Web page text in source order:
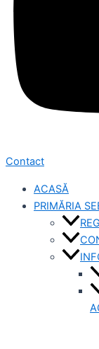
Contact
ACASĂ
PRIMĂRIA